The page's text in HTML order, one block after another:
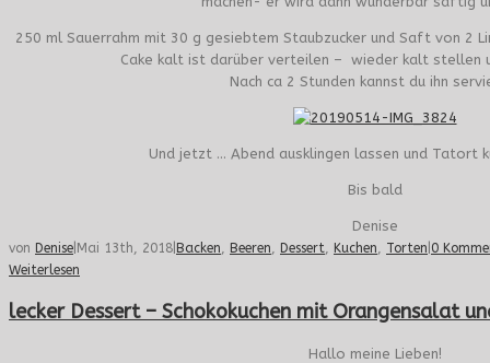
250 ml Sauerrahm mit 30 g gesiebtem Staubzucker und Saft von 2
Cake kalt ist darüber verteilen – wieder kalt stellen
Nach ca 2 Stunden kannst du ihn
Und jetzt … Abend ausklingen lassen und Tatort
Bis bald
Denise
von Denise Mai 13th, 2018 Backen Beeren Dessert Kuchen Torten 0
Weiterlesen
lecker Dessert – Schokokuchen mit Orangensalat
Hallo meine Lieben!